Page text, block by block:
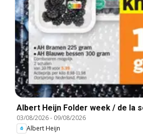
Albert Heijn Folder week / de la
03/08/2026- 09/08/2026
Albert Heijn